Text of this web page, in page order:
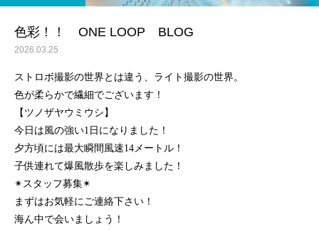
色彩！！ ONE LOOP BLOG
2026.03.25
ストロボ撮影の世界とは違う、ライト撮影の世界。
色が柔らかで繊細でございます！
【ツノザヤウミウシ】
今日は風の強い1日になりました！
夕方頃には最大瞬間風速14メートル！
子供連れて爆風散歩を楽しみました！
✴︎スタッフ募集✴︎
まずはお気軽にご連絡下さい！
海ん中で会いましょう！